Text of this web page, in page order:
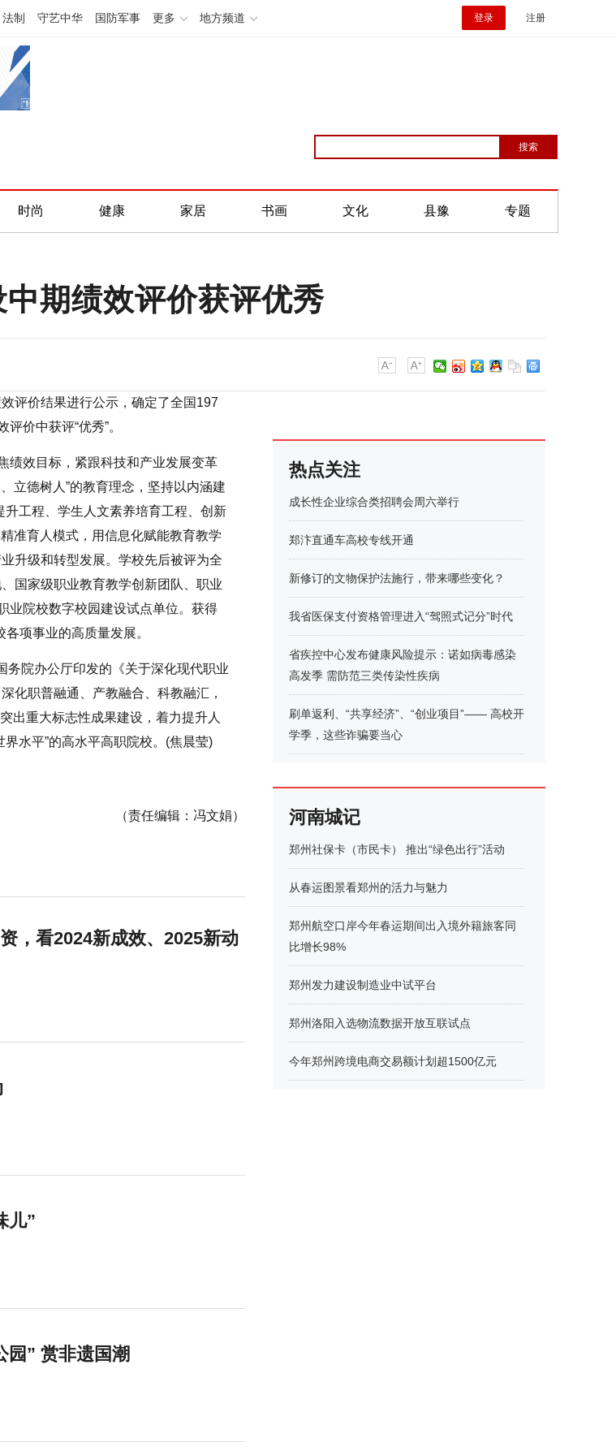
法制 守艺中华 国防军事 更多 地方频道 登录 注册
时尚 健康 家居 书画 文化 县豫 专题
期绩效评价获评优秀
评价结果进行公示，确定了全国197
价中获评“优秀”。
绩效目标，紧跟科技和产业发展变革
立德树人”的教育理念，坚持以内涵建
工程、学生人文素养培育工程、创新
准育人模式，用信息化赋能教育教学
升级和转型发展。学校先后被评为全
国家级职业教育教学创新团队、职业
业院校数字校园建设试点单位。获得
项事业的高质量发展。
务院办公厅印发的《关于深化现代职业
化职普融通、产教融合、科教融汇，
出重大标志性成果建设，着力提升人
界水平”的高水平高职院校。(焦晨莹)
（责任编辑：冯文娟）
，看2024新成效、2025新动
儿”
园” 赏非遗国潮
热点关注
成长性企业综合类招聘会周六举行
郑汴直通车高校专线开通
新修订的文物保护法施行，带来哪些变化？
我省医保支付资格管理进入“驾照式记分”时代
省疾控中心发布健康风险提示：诺如病毒感染
高发季 需防范三类传染性疾病
刷单返利、“共享经济”、“创业项目”—— 高校开
学季，这些诈骗要当心
河南城记
郑州社保卡（市民卡） 推出“绿色出行”活动
从春运图景看郑州的活力与魅力
郑州航空口岸今年春运期间出入境外籍旅客同
比增长98%
郑州发力建设制造业中试平台
郑州洛阳入选物流数据开放互联试点
今年郑州跨境电商交易额计划超1500亿元